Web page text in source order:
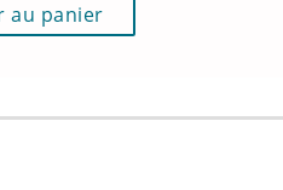
au panier